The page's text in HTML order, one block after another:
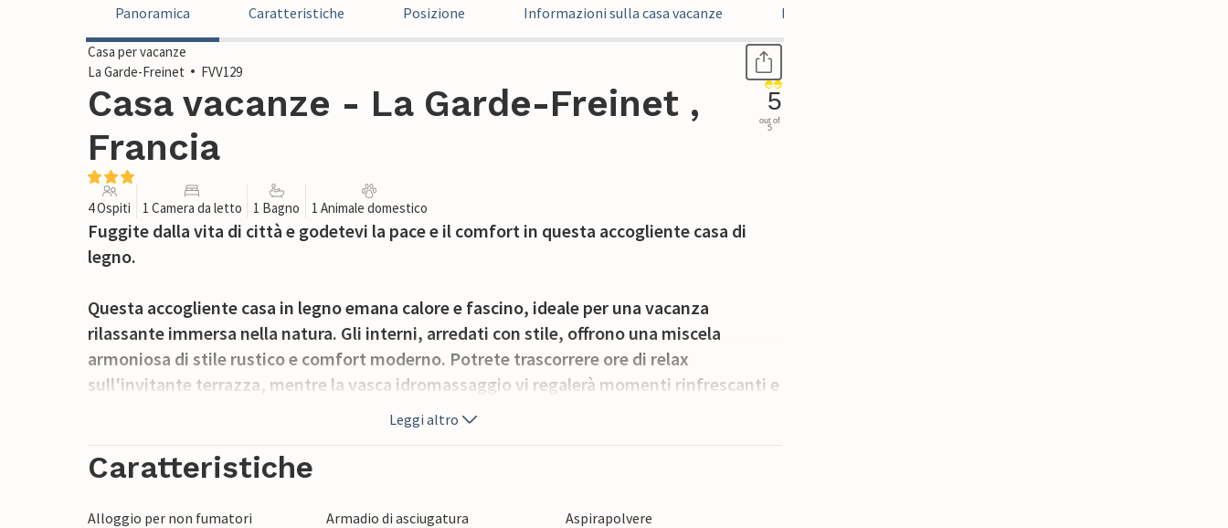
Panoramica Caratteristiche Posizione Informazioni sulla casa vacanze Recensioni
Casa per vacanze
La Garde-Freinet
FVV129
Casa vacanze - La Garde-Freinet ,
Francia
5
out of
5
4 Ospiti 1 Camera da letto 1 Bagno 1 Animale domestico
Fuggite dalla vita di città e godetevi la pace e il comfort in questa accogliente casa di
legno.
Questa accogliente casa in legno emana calore e fascino, ideale per una vacanza
rilassante immersa nella natura. Gli interni, arredati con stile, offrono una miscela
armoniosa di stile rustico e comfort moderno. Potrete trascorrere ore di relax
sull'invitante terrazza, mentre la vasca idromassaggio vi regalerà momenti rinfrescanti e
rilassanti. La proprietà comprende un'altra casa in legno, prenotabile in base alla
disponibilità, ideale per gruppi più numerosi o famiglie, e i cani dei proprietari vivono
nella proprietà.
La Garde-Freinet è un villaggio pittoresco che offre un mix perfetto di tranquillità e
Leggi altro
Caratteristiche
Alloggio per non fumatori Armadio di asciugatura
Aspirapolvere